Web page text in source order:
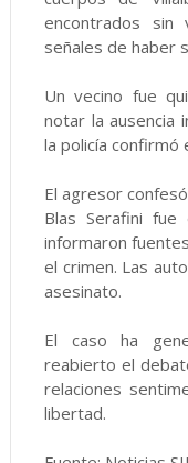
encontrados
señales de haber
Un vecino fue
notar la ausencia
la policía confirmó
El agresor
Blas Serafini
informaron
el crimen. Las
asesinato.
El caso ha
reabierto el
relaciones
libertad.